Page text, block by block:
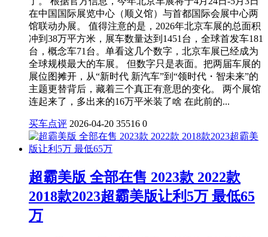
在中国国际展览中心（顺义馆）与首都国际会展中心两
馆联动办展。 值得注意的是，2026年北京车展的总面积
冲到38万平方米，展车数量达到1451台，全球首发车181
台，概念车71台。单看这几个数字，北京车展已经成为
全球规模最大的车展。 但数字只是表面。把两届车展的
展位图摊开，从“新时代 新汽车”到“领时代・智未来”的
主题更替背后，藏着三个真正有意思的变化。 两个展馆
连起来了，多出来的16万平米装了啥 在此前的...
买车点评 2026-04-20 35516 0
超霸美版 全部在售 2023款 2022款
2018款2023超霸美版让利5万 最低65
万